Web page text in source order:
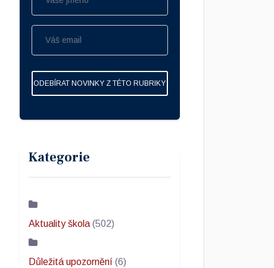
ODEBÍRAT NOVINKY Z TÉTO RUBRIKY
Kategorie
Aktuality škola (502)
Důležitá upozornění (6)